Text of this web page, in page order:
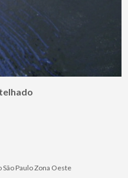
São PauloZona Oeste